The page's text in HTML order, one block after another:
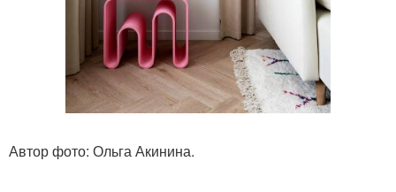
Автор фото: Ольга Акинина.